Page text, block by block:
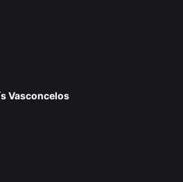
Vasconcelos